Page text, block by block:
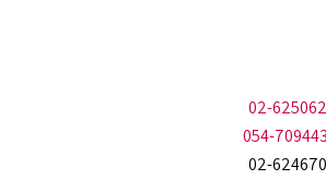
02-
054-
02-